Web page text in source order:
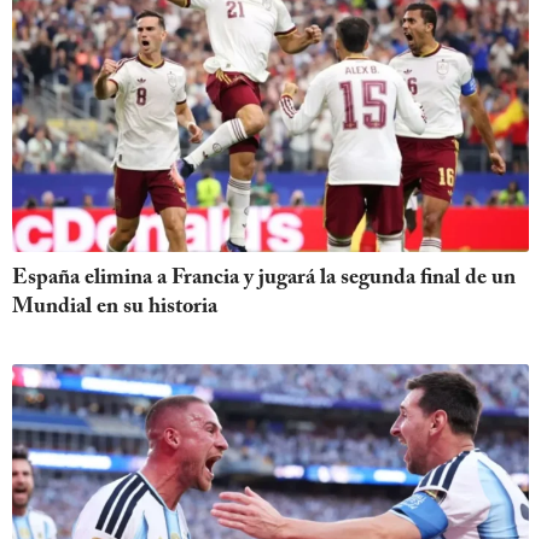
España elimina a Francia y jugará la segunda final de un
Mundial en su historia